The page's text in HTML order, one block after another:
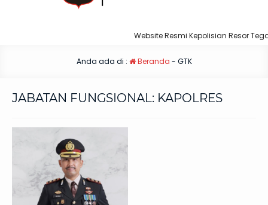
Website Resmi Kepolisian Resor
Anda ada di : Beranda - GTK
JABATAN FUNGSIONAL: KAPOLRES